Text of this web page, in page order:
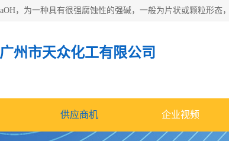
广州市天众化工有限公司
供应商机 企业视频